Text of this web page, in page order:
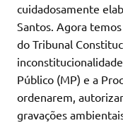
cuidadosamente
Santos. Agora
do Tribunal
Público (MP) e a
ordenarem,
gravações